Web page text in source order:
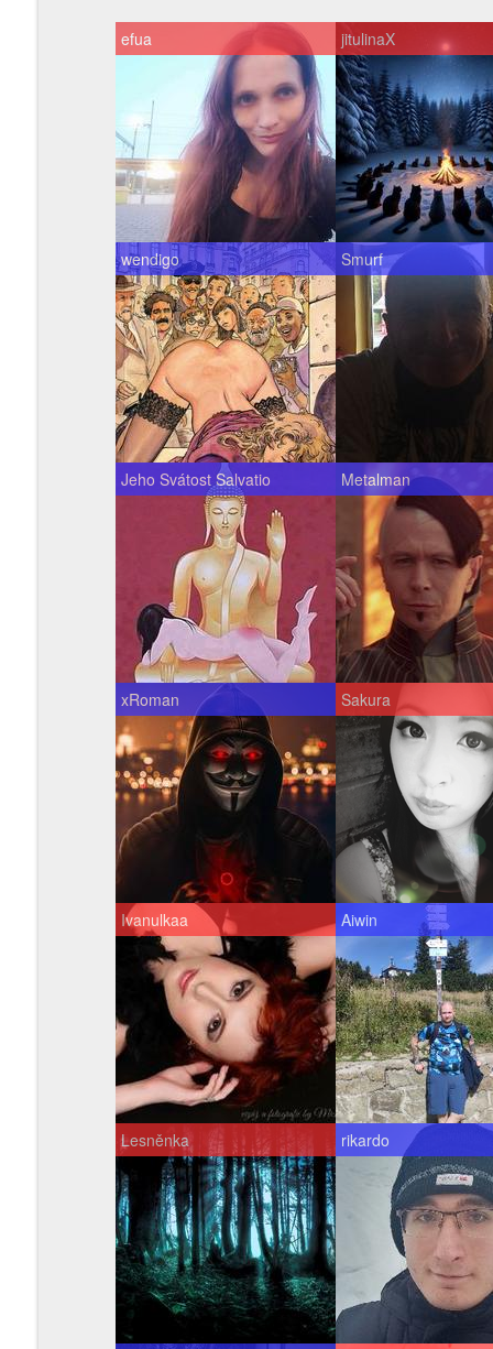
efua jitulinaX
wendigo Smurf
Jeho Svátost Salvatio Metalman
xRoman Sakura
Ivanulkaa Aiwin
Lesněnka rikardo